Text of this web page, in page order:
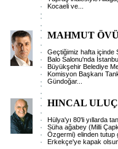
Kocaeli ve...
MAHMUT
Geçtiğimiz hafta içinde
Balo Salonu'nda
Büyükşehir Belediye
Komisyon Başkanı
Gündoğar...
HINCAL ULUÇ
Hülya'yı 80'li yıllarda
Süha ağabey (Milli
Özgermi) elinden tutup
Erkekçe'ye kapak olsun